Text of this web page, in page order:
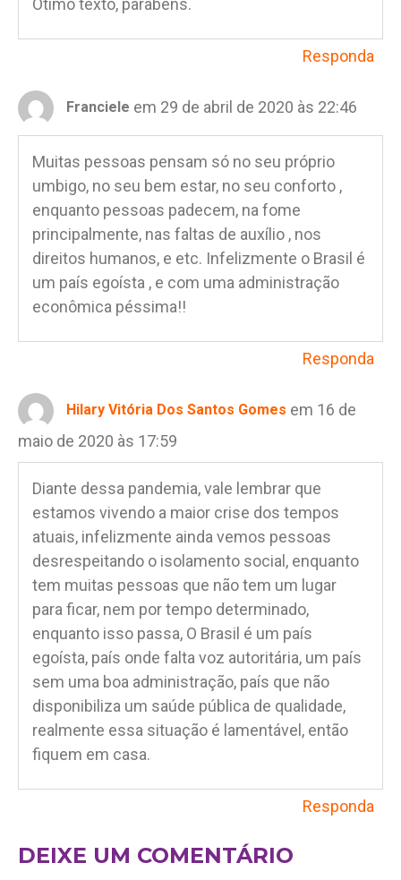
Responda
Franciele em 29 de abril de 2020 às 22:46
Muitas pessoas pensam só no seu próprio
umbigo, no seu bem estar, no seu conforto ,
enquanto pessoas padecem, na fome
principalmente, nas faltas de auxílio , nos
direitos humanos, e etc. Infelizmente o Brasil é
um país egoísta , e com uma administração
econômica péssima!!
Responda
Hilary Vitória Dos Santos Gomes em 16 de
maio de 2020 às 17:59
Diante dessa pandemia, vale lembrar que
estamos vivendo a maior crise dos tempos
atuais, infelizmente ainda vemos pessoas
desrespeitando o isolamento social, enquanto
tem muitas pessoas que não tem um lugar
para ficar, nem por tempo determinado,
enquanto isso passa, O Brasil é um país
egoísta, país onde falta voz autoritária, um país
sem uma boa administração, país que não
disponibiliza um saúde pública de qualidade,
realmente essa situação é lamentável, então
fiquem em casa.
Responda
DEIXE UM COMENTÁRIO